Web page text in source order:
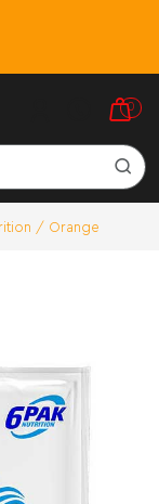
0
/ Orange